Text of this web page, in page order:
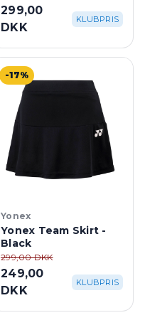
299,00
DKK
KLUBPRIS
-17%
Yonex
Yonex Team Skirt -
Black
299,00 DKK
249,00
DKK
KLUBPRIS